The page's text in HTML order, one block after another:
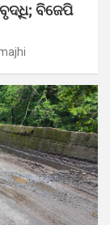
ବିଜେପି